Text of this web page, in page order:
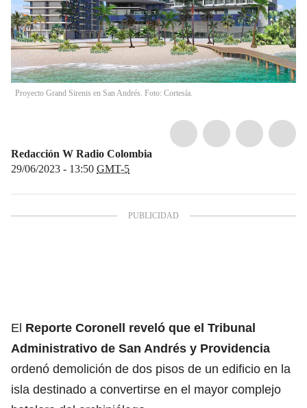
Proyecto Grand Sirenis en San Andrés. Foto: Cortesía.
Redacción W Radio Colombia
29/06/2023 - 13:50 GMT-5
El Reporte Coronell reveló que el Tribunal
Administrativo de San Andrés y Providencia
ordenó demolición de dos pisos de un edificio en la
isla destinado a convertirse en el mayor complejo